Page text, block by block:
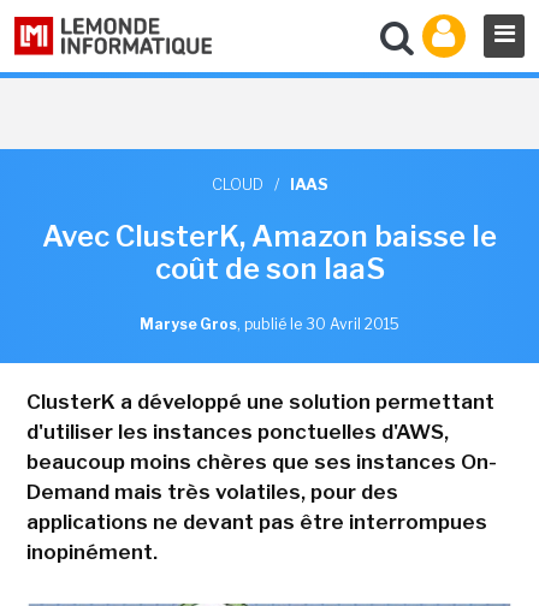
CLOUD / IAAS
Avec ClusterK, Amazon baisse le
coût de son IaaS
Maryse Gros, publié le 30 Avril 2015
ClusterK a développé une solution permettant
d'utiliser les instances ponctuelles d'AWS,
beaucoup moins chères que ses instances On-
Demand mais très volatiles, pour des
applications ne devant pas être interrompues
inopinément.